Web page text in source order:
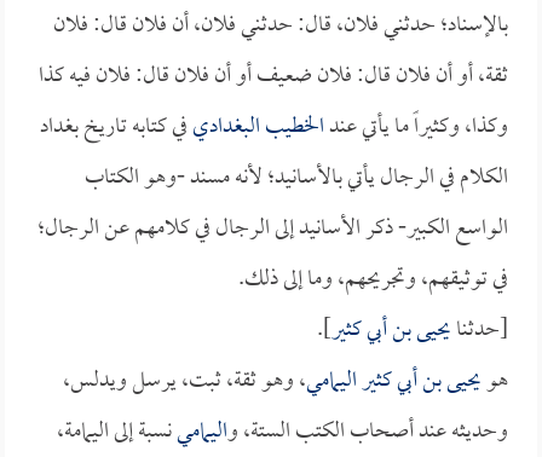
بالإسناد؛ حدثني فلان، قال: حدثني فلان، أن فلان قال: فلان
ثقة، أو أن فلان قال: فلان ضعيف أو أن فلان قال: فلان فيه كذا
وكذا، وكثيراً ما يأتي عندالخطيب البغداديفي كتابه تاريخ بغداد
الكلام في الرجال يأتي بالأسانيد؛ لأنه مسند -وهو الكتاب
الواسع الكبير- ذكر الأسانيد إلى الرجال في كلامهم عن الرجال؛
في توثيقهم، وتجريحهم، وما إلى ذلك.
[حدثنايحيى بن أبي كثير].
هويحيى بن أبي كثير اليمامي، وهو ثقة، ثبت، يرسل ويدلس،
وحديثه عند أصحاب الكتب الستة، واليمامينسبة إلى اليمامة،